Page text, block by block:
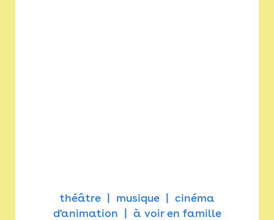
théâtre musique
cinéma
d'animation
à voir en famille